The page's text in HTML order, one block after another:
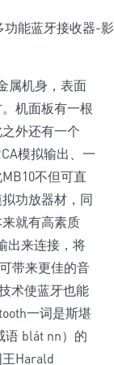
属机身，表面
机面板有一根
外还有一个
模拟输出、一
不但可直
功放器材，同
就有高素质
出来连接，将
带来更佳的音
术使蓝牙也能
一词是斯堪
语 blát nn）的
Harald